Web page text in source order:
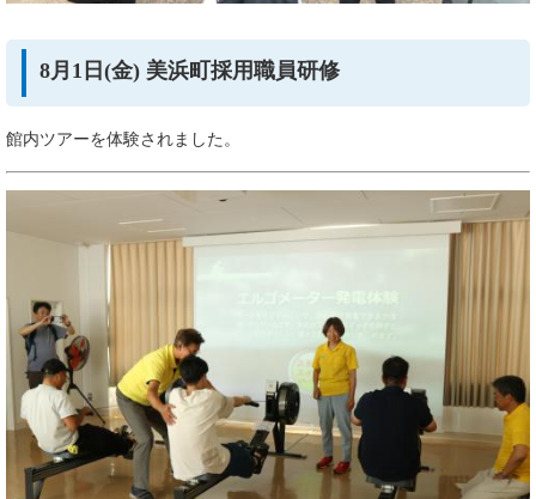
8月1日(金) 美浜町採用職員研修
館内ツアーを体験されました。